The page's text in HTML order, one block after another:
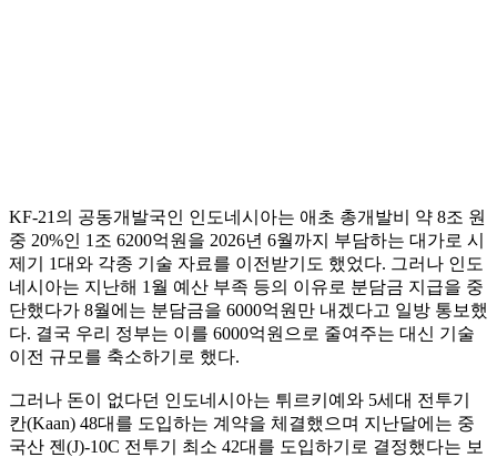
KF-21의 공동개발국인 인도네시아는 애초 총개발비 약 8조 원
중 20%인 1조 6200억원을 2026년 6월까지 부담하는 대가로 시
제기 1대와 각종 기술 자료를 이전받기도 했었다. 그러나 인도
네시아는 지난해 1월 예산 부족 등의 이유로 분담금 지급을 중
단했다가 8월에는 분담금을 6000억원만 내겠다고 일방 통보했
다. 결국 우리 정부는 이를 6000억원으로 줄여주는 대신 기술
이전 규모를 축소하기로 했다.
그러나 돈이 없다던 인도네시아는 튀르키예와 5세대 전투기
칸(Kaan) 48대를 도입하는 계약을 체결했으며 지난달에는 중
국산 젠(J)-10C 전투기 최소 42대를 도입하기로 결정했다는 보